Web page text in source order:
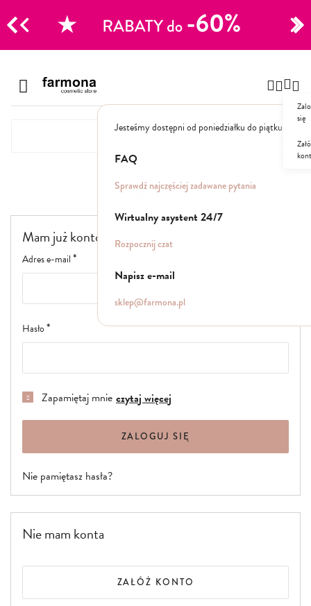
treści
Jesteśmy dostępni od poniedziałku do piątku:
FAQ
Sprawdź najczęściej zadawane pytania
Wirtualny asystent 24/7
Rozpocznij czat
Napisz e-mail
sklep@farmona.pl
się
Szampony
Peelingi do skóry głowy
Kuracje i wcierki
Włosy suche i łamliwe
Włosy wypadające
Włosy pozbawione objętości
Włosy kręcone
Łupież
Łojotok
Logowanie
Mam już konto
Adres e-mail
Hasło
Zapamiętaj mnie czytaj więcej
ZALOGUJ SIĘ
Nie pamiętasz hasła?
Nie mam konta
ZAŁÓŻ KONTO